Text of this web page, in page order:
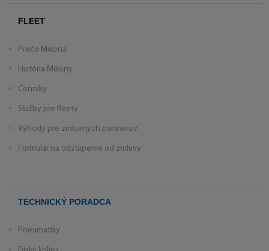
FLEET
Prečo Mikona
História Mikony
Cenníky
Služby pre fleety
Výhody pre zmluvných partnerov
Formulár na odstúpenie od zmluvy
TECHNICKÝ PORADCA
Pneumatiky